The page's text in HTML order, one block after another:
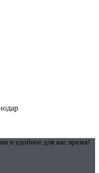
в удобное для вас время!